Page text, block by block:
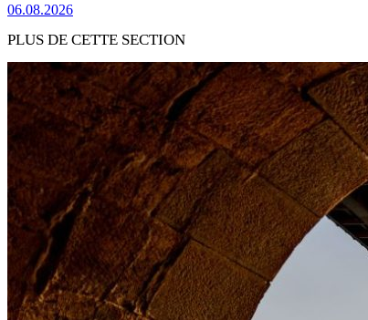
06.08.2026
PLUS DE CETTE SECTION